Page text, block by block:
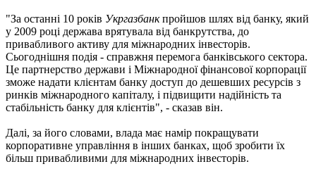
"За останні 10 років Укргазбанкпройшов шлях від банку, який
у 2009 році держава врятувала від банкрутства, до
привабливого активу для міжнародних інвесторів.
Сьогоднішня подія - справжня перемога банківського сектора.
Це партнерство держави і Міжнародної фінансової корпорації
зможе надати клієнтам банку доступ до дешевших ресурсів з
ринків міжнародного капіталу, і підвищити надійність та
стабільність банку для клієнтів", - сказав він.
Далі, за його словами, влада має намір покращувати
корпоративне управління в інших банках, щоб зробити їх
більш привабливими для міжнародних інвесторів.